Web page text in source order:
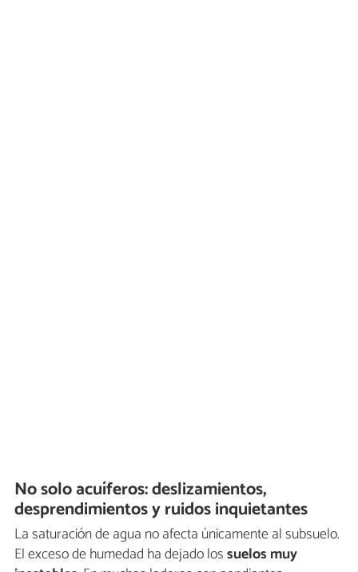
No solo acuíferos: deslizamientos,
desprendimientos y ruidos inquietantes
La saturación de agua no afecta únicamente al subsuelo.
El exceso de humedad ha dejado lossuelos muy